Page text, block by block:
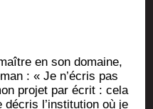
en son domaine,
: « Je n’é­cris pas
pro­jet par écrit : cela
l’ins­ti­tu­tion où je